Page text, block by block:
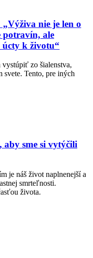
nie je len o
potravín, ale
úcty k životu“
zo šialenstva,
Tento, pre iných
aby sme si vytýčili
je náš život naplnenejší a
smrteľnosti.
života.